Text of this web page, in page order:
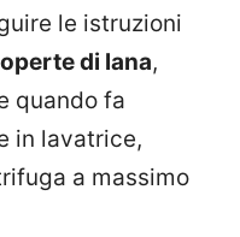
le istruzioni
di lana,
quando fa
in lavatrice,
a massimo